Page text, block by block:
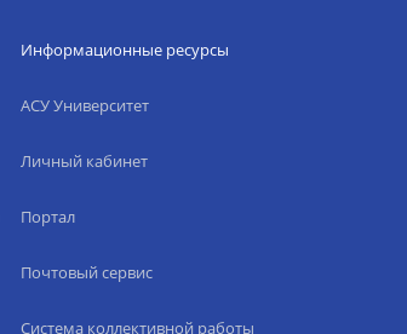
Информационные ресурсы
АСУ Университет
Личный кабинет
Портал
Почтовый сервис
Система коллективной работы